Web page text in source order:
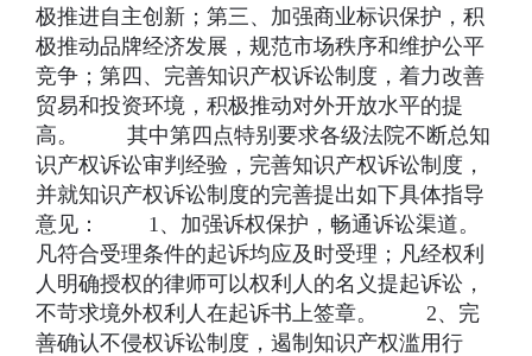
极推进自主创新；第三、加强商业标识保护，积
极推动品牌经济发展，规范市场秩序和维护公平
竞争；第四、完善知识产权诉讼制度，着力改善
贸易和投资环境，积极推动对外开放水平的提
高。 其中第四点特别要求各级法院不断总知
识产权诉讼审判经验，完善知识产权诉讼制度，
并就知识产权诉讼制度的完善提出如下具体指导
意见： 1、加强诉权保护，畅通诉讼渠道。
凡符合受理条件的起诉均应及时受理；凡经权利
人明确授权的律师可以权利人的名义提起诉讼，
不苛求境外权利人在起诉书上签章。 2、完
善确认不侵权诉讼制度，遏制知识产权滥用行